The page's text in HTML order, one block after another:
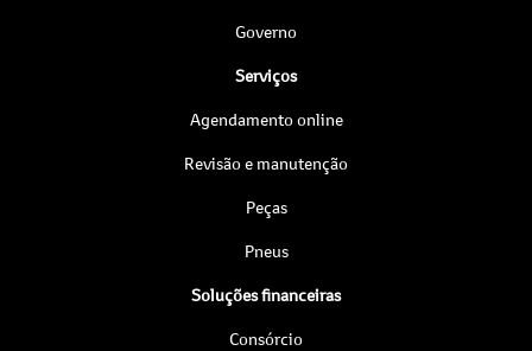
Governo
Serviços
Agendamento online
Revisão e manutenção
Peças
Pneus
Soluções financeiras
Consórcio